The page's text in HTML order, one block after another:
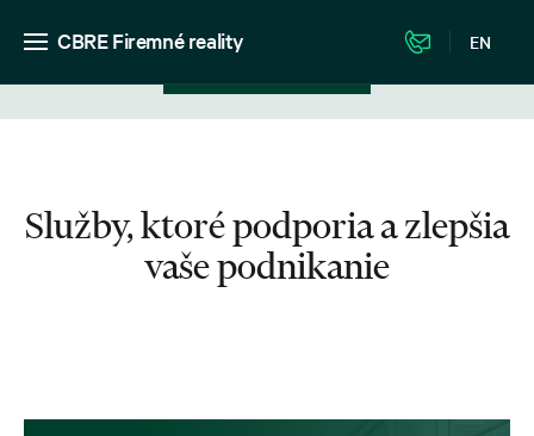
CBRE Firemné reality EN
Služby, ktoré podporia a zlepšia
vaše podnikanie